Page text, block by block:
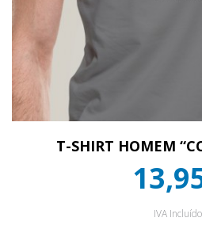
T-SHIRT HOMEM
IVA Incluído